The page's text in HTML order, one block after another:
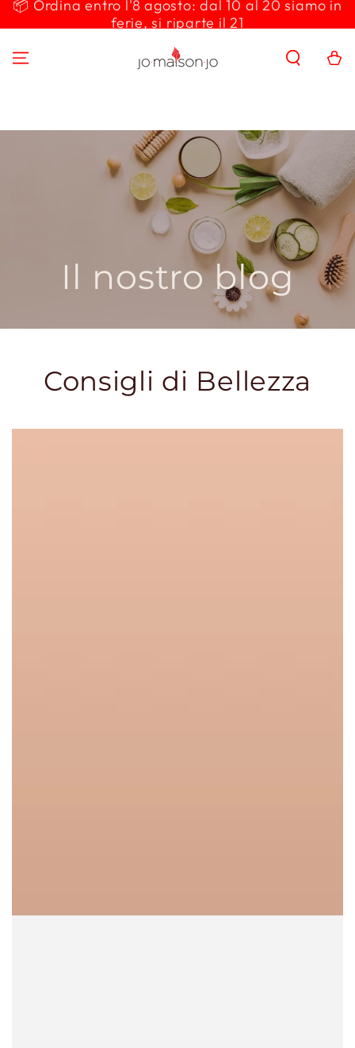
PASSA AL
📦 Ordina entro l'8 agosto: dal 10 al 20 siamo in
ferie, si riparte il 21
Carello
Il nostro blog
Consigli di Bellezza